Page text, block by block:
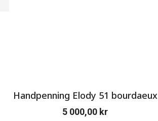
Handpenning Elody 51 bourdaeux
5 000,00 kr